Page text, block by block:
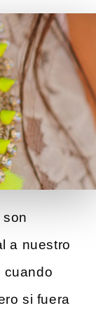
son
a nuestro
cuando
si fuera